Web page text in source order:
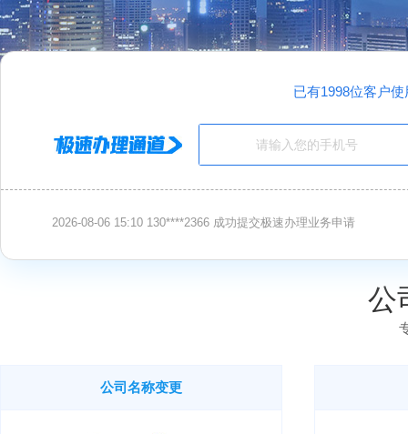
公
已有1998位客户
2026-08-0615:10 130****2366 成功提交极速办理业务申请
10:20 137****3222 成功提交极速办理业务申请
2026-08-06 12:55 186****7188 成功提交极速办理业务申请
2026-08-06 15:10 130****2366 成功提交极速办理业务申请
公司名称变更